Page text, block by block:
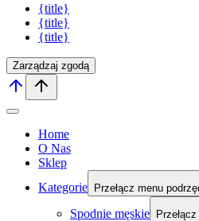
{title}
{title}
{title}
Zarządzaj zgodą
Home
O Nas
Sklep
Kategorie
Przełącz menu
Spodnie męskie